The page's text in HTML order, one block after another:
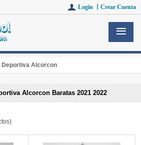
Login 丨 Crear Cuenta
Alcorcon
Alcorcon Baratas 2021 2022